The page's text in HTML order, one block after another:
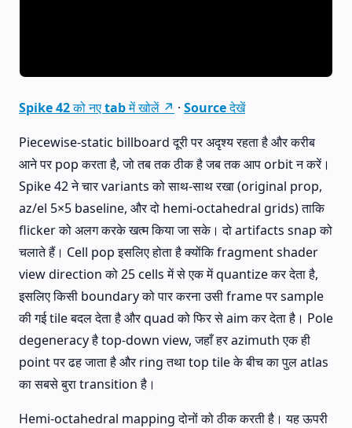
Spike 42 को नए tab में खोलें ↗ · Source देखें
Piecewise-static billboard दूरी पर अदृश्य रहता है और करीब
आने पर pop करता है, जो तब तक ठीक है जब तक आप orbit न करें।
Spike 42 ने चार variants को साथ-साथ रखा (original prop,
az/el 5×5 baseline, और दो hemi-octahedral grids) ताकि
flicker को अलग करके खत्म किया जा सके। दो artifacts snap को
चलाते हैं। Cell pop इसलिए होता है क्योंकि fragment shader
view direction को 25 cells में से एक में quantize कर देता है,
इसलिए किसी boundary को पार करना उसी frame पर sample
की गई tile बदल देता है और quad को फिर से aim कर देता है। Pole
degeneracy है top-down view, जहाँ हर azimuth एक ही
point पर ढह जाता है और ring तथा top tile के बीच का पुल atlas
का सबसे बुरा transition है।
Hemi-octahedral mapping दोनों को ठीक करती है। यह ऊपरी